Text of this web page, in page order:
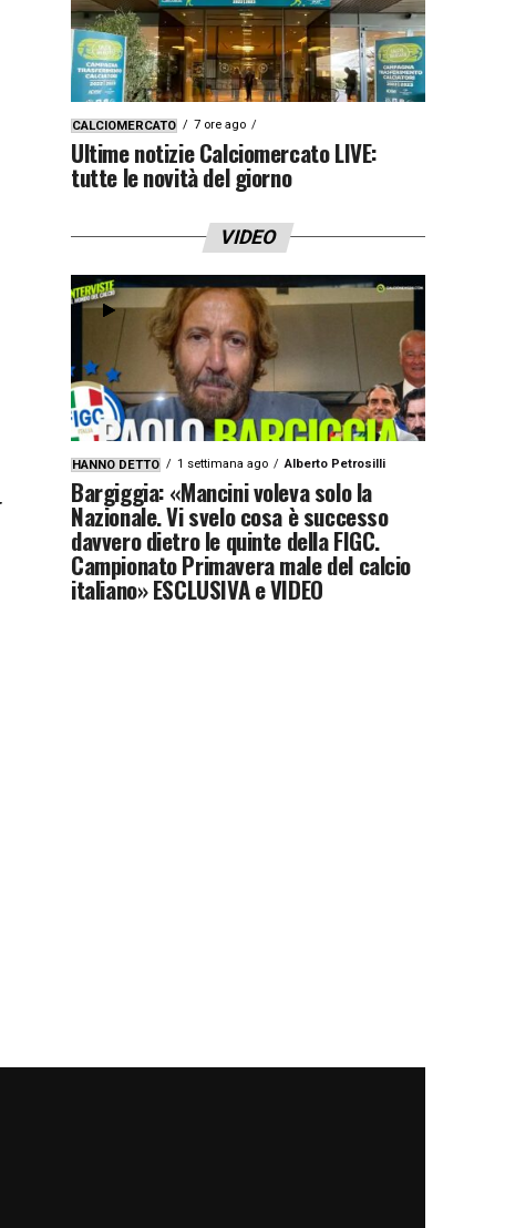
CALCIOMERCATO 7 ore ago
Ultime notizie Calciomercato LIVE:
tutte le novità del giorno
VIDEO
HANNO DETTO 1 settimana ago Alberto Petrosilli
Bargiggia: «Mancini voleva solo la
Nazionale. Vi svelo cosa è successo
davvero dietro le quinte della FIGC.
Campionato Primavera male del calcio
italiano» ESCLUSIVA e VIDEO